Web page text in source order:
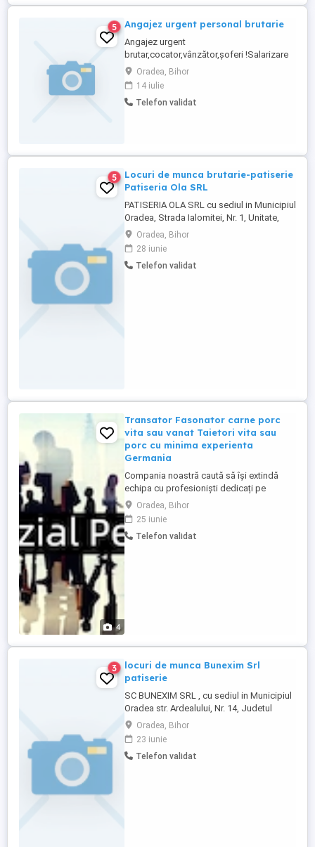
beneficii ...
5 Angajez urgent personal brutarie
Angajez urgent
brutar,cocator,vânzător,șoferi !Salarizare
atractiva!inf tel
Oradea, Bihor
14 iulie
Telefon validat
5
Locuri de munca brutarie-patiserie
Patiseria Ola SRL
PATISERIA OLA SRL cu sediul in Municipiul
Oradea, Strada Ialomitei, Nr. 1, Unitate,
Bloc AN3, Judet Bihor, ONRC nr. J2 , CUI
43168483, angajeaza BRUTARI - 2 posturi.
Oradea, Bihor
28 iunie
Telefon validat
4
Transator Fasonator carne porc
vita sau vanat Taietori vita sau
porc cu minima experienta
Germania
Compania noastră caută să își extindă
echipa cu profesioniști dedicați pe
pozițiile de - Transator Fasonator carne
porc, sau vânat, - Salariul orar intre 16-23
euro ora Brutplus sporuri si alte beneficii
si Taietori vită sau porc - Salariul orar intre
Oradea, Bihor
25 iunie
Telefon validat
3
locuri de munca Bunexim Srl
patiserie
SC BUNEXIM SRL , cu sediul in Municipiul
Oradea str. Ardealului, Nr. 14, Judetul
Bihor, identificata cu CUI RO 5707542,
inregistrat la Registrul Comertului cu
numarul J05 1605 1994 angajaza patiser
Oradea, Bihor
23 iunie
Telefon validat